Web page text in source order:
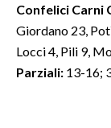
Confelici Carni
Giordano 23,
Locci 4, Pili 9,
Parziali: 13-16;